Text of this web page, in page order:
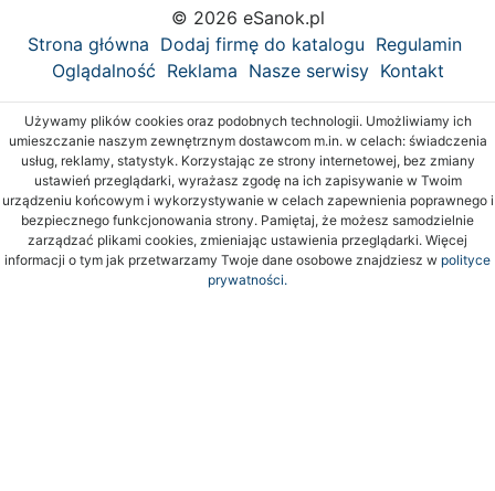
© 2026 eSanok.pl
Strona główna Dodaj firmę do katalogu Regulamin
Oglądalność Reklama Nasze serwisy Kontakt
Używamy plików cookies oraz podobnych technologii. Umożliwiamy ich
umieszczanie naszym zewnętrznym dostawcom m.in. w celach: świadczenia
usług, reklamy, statystyk. Korzystając ze strony internetowej, bez zmiany
ustawień przeglądarki, wyrażasz zgodę na ich zapisywanie w Twoim
urządzeniu końcowym i wykorzystywanie w celach zapewnienia poprawnego i
bezpiecznego funkcjonowania strony. Pamiętaj, że możesz samodzielnie
zarządzać plikami cookies, zmieniając ustawienia przeglądarki. Więcej
informacji o tym jak przetwarzamy Twoje dane osobowe znajdziesz w polityce
prywatności.